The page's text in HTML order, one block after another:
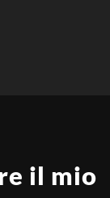
il mio